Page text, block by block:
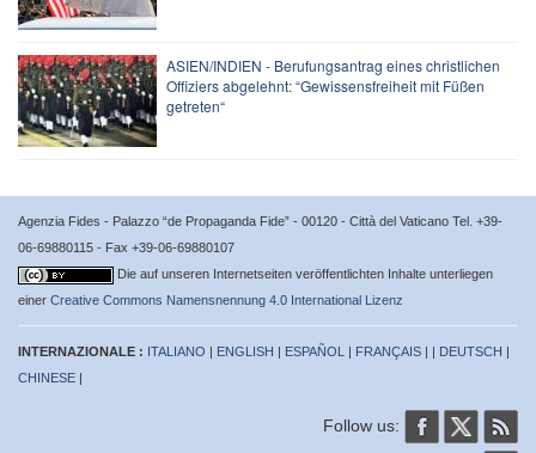
ASIEN/INDIEN - Berufungsantrag eines christlichen
Offiziers abgelehnt: “Gewissensfreiheit mit Füßen
getreten“
Agenzia Fides - Palazzo “de Propaganda Fide” - 00120 - Città del Vaticano Tel. +39-
06-69880115 - Fax +39-06-69880107
Die auf unseren Internetseiten veröffentlichten Inhalte unterliegen
einer Creative Commons Namensnennung 4.0 International Lizenz
INTERNAZIONALE : ITALIANO | ENGLISH | ESPAÑOL | FRANÇAIS | | DEUTSCH |
CHINESE |
Follow us: